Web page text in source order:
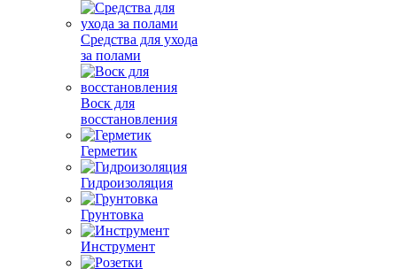
Средства для ухода
за полами
Воск для
восстановления
Герметик
Гидроизоляция
Грунтовка
Инструмент